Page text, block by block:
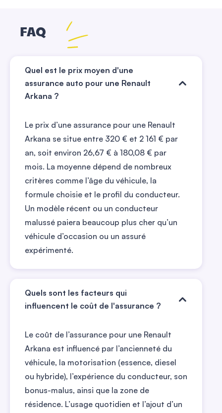
FAQ
Quel est le prix moyen d'une
assurance auto pour une Renault
Arkana ?
Le prix d’une assurance pour une Renault
Arkana se situe entre 320 € et 2 161 € par
an, soit environ 26,67 € à 180,08 € par
mois. La moyenne dépend de nombreux
critères comme l’âge du véhicule, la
formule choisie et le profil du conducteur.
Un modèle récent ou un conducteur
malussé paiera beaucoup plus cher qu’un
véhicule d’occasion ou un assuré
expérimenté.
Quels sont les facteurs qui
influencent le coût de l'assurance ?
Le coût de l’assurance pour une Renault
Arkana est influencé par l’ancienneté du
véhicule, la motorisation (essence, diesel
ou hybride), l’expérience du conducteur, son
bonus-malus, ainsi que la zone de
résidence. L’usage quotidien et l’ajout d’un